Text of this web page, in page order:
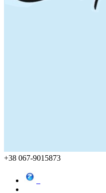
+38 067-9015873